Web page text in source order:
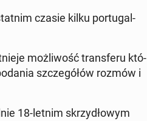
czasie kilku por­tu­gal­
moż­li­wość trans­fe­ru któ­
szcze­gó­łów rozmów i
18-letnim skrzy­dło­wym